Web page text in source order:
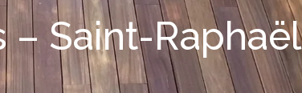
– Saint-Raphaël